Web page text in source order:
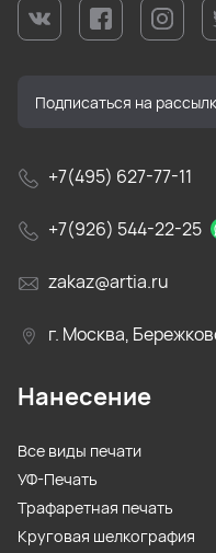
+7(495) 627-77-11
+7(926) 544-22-25
zakaz@artia.ru
г. Москва,
Нанесение
Все виды печати
УФ-Печать
Трафаретная печать
Круговая шелкография